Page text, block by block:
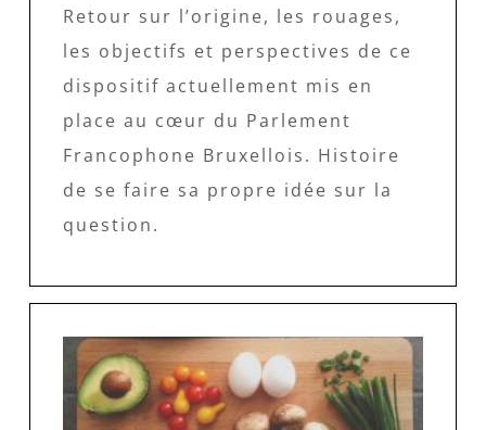
Retour sur l’origine, les rouages,
les objectifs et perspectives de ce
dispositif actuellement mis en
place au cœur du Parlement
Francophone Bruxellois. Histoire
de se faire sa propre idée sur la
question.